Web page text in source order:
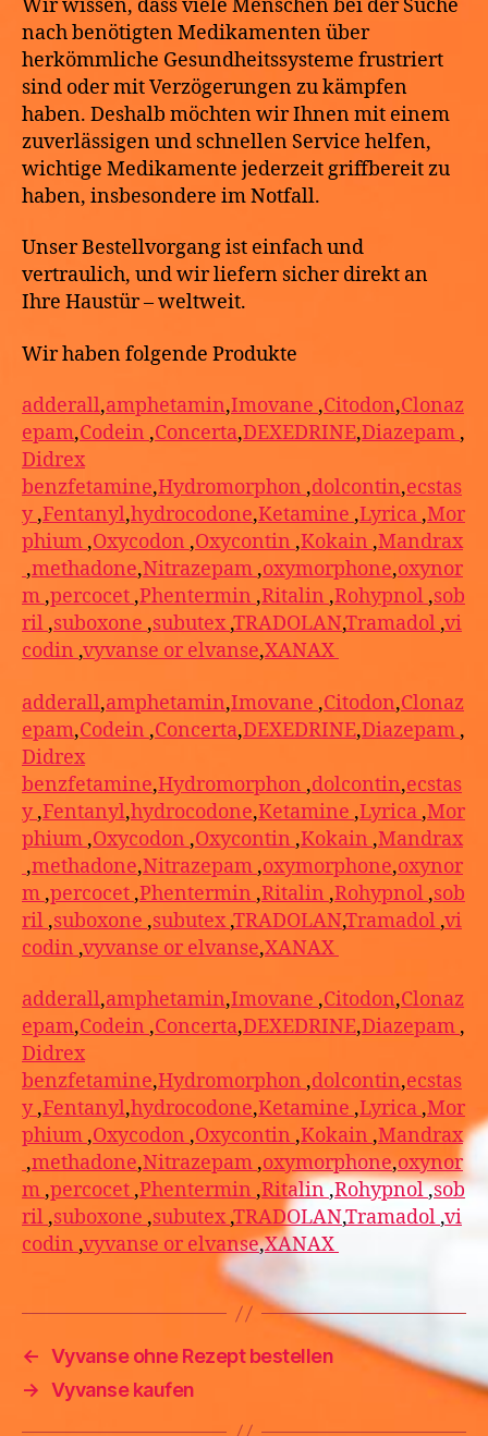
Wir wissen, dass viele Menschen bei der Suche
nach benötigten Medikamenten über
herkömmliche Gesundheitssysteme frustriert
sind oder mit Verzögerungen zu kämpfen
haben. Deshalb möchten wir Ihnen mit einem
zuverlässigen und schnellen Service helfen,
wichtige Medikamente jederzeit griffbereit zu
haben, insbesondere im Notfall.
Unser Bestellvorgang ist einfach und
vertraulich, und wir liefern sicher direkt an
Ihre Haustür – weltweit.
Wir haben folgende Produkte
adderall,amphetamin,Imovane ,Citodon,Clonaz
epam,Codein ,Concerta,DEXEDRINE,Diazepam ,
Didrex
benzfetamine,Hydromorphon ,dolcontin,ecstas
y ,Fentanyl,hydrocodone,Ketamine ,Lyrica ,Mor
phium ,Oxycodon ,Oxycontin ,Kokain ,Mandrax
,methadone,Nitrazepam ,oxymorphone,oxynor
m ,percocet ,Phentermin ,Ritalin ,Rohypnol ,sob
ril ,suboxone ,subutex,TRADOLAN,Tramadol ,vi
codin ,vyvanse or elvanse,XANAX
adderall,amphetamin,Imovane ,Citodon,Clonaz
epam,Codein ,Concerta,DEXEDRINE,Diazepam ,
Didrex
benzfetamine,Hydromorphon ,dolcontin,ecstas
y ,Fentanyl,hydrocodone,Ketamine ,Lyrica ,Mor
phium ,Oxycodon ,Oxycontin ,Kokain ,Mandrax
,methadone,Nitrazepam ,oxymorphone,oxynor
m ,percocet ,Phentermin ,Ritalin ,Rohypnol ,sob
ril ,suboxone ,subutex,TRADOLAN,Tramadol ,vi
codin ,vyvanse or elvanse,XANAX
adderall,amphetamin,Imovane ,Citodon,Clonaz
epam,Codein ,Concerta,DEXEDRINE,Diazepam ,
Didrex
benzfetamine,Hydromorphon ,dolcontin,ecstas
y ,Fentanyl,hydrocodone,Ketamine ,Lyrica ,Mor
phium ,Oxycodon ,Oxycontin ,Kokain ,Mandrax
,methadone,Nitrazepam ,oxymorphone,oxynor
m ,percocet ,Phentermin ,Ritalin,Rohypnol,sob
ril ,suboxone ,subutex,TRADOLAN,Tramadol ,vi
codin ,vyvanse or elvanse,XANAX
← Vyvanse ohne Rezept bestellen
→ Vyvanse kaufen